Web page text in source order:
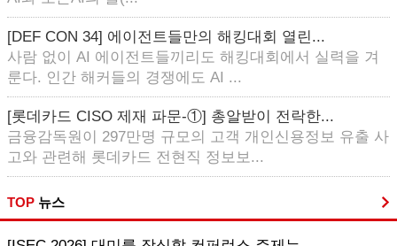
[DEF CON 34] 에이전트들만의 해킹대회 열린...
사람 없이 AI 에이전트들끼리도 해킹대회에서 실력을 겨
룬다. 인간 해커들의 경쟁에도 AI ...
[롯데카드 CISO 제재 파문-①] 총알받이 전락한...
금융감독원이 297만명 규모의 고객 개인신용정보 유출 사
고와 관련해 롯데카드 전현직 정보보...
TOP 뉴스